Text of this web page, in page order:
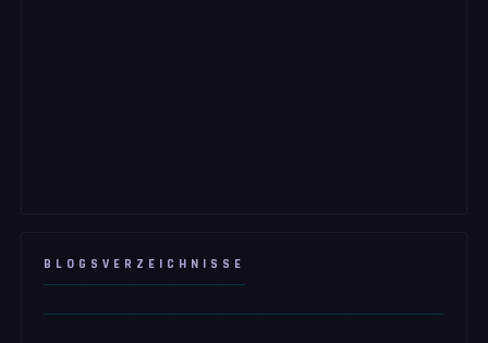
BLOGSVERZEICHNISSE